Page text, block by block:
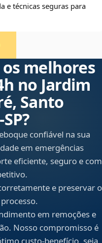
e técnicas seguras para
melhores
no Jardim
Santo
confiável na sua
em emergências
eficiente, seguro e com
e preservar o
em remoções e
Nosso compromisso é